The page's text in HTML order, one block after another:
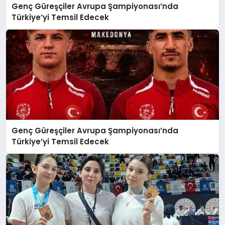
Genç Güreşçiler Avrupa Şampiyonası’nda
Türkiye’yi Temsil Edecek
Genç Güreşçiler Avrupa Şampiyonası’nda
Türkiye’yi Temsil Edecek